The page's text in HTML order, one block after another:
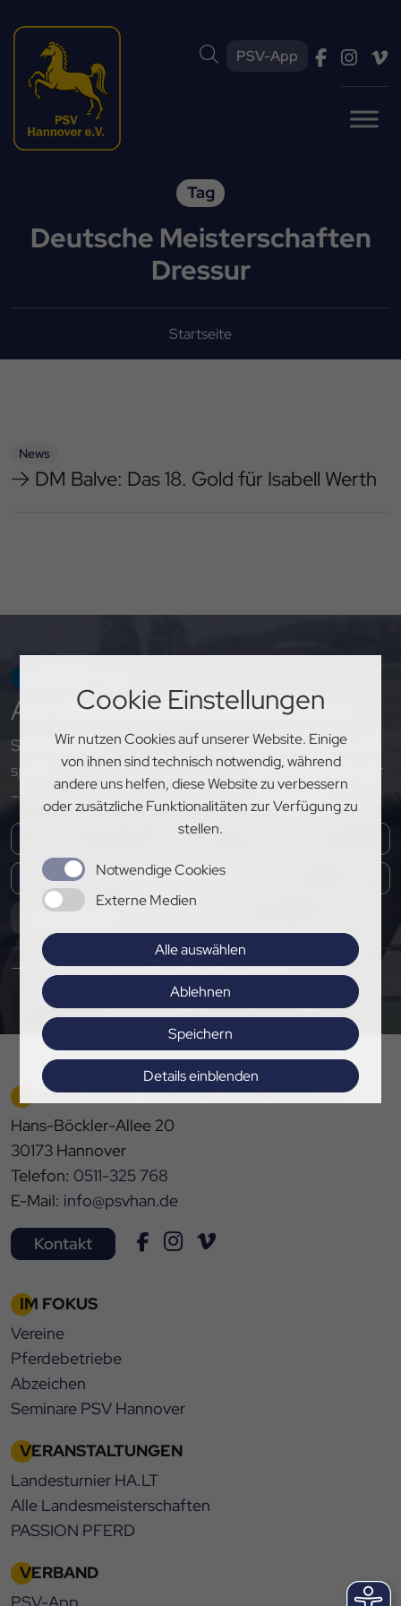
Cookie Einstellungen
Wir nutzen Cookies auf unserer Website. Einige
von ihnen sind technisch notwendig, während
andere uns helfen, diese Website zu verbessern
oder zusätzliche Funktionalitäten zur Verfügung zu
stellen.
Notwendige Cookies
Externe Medien
Alle auswählen
Ablehnen
Speichern
Details einblenden
PSV-App
Tag
Deutsche Meisterschaften
Dressur
Startseite
News
DM Balve: Das 18. Gold für Isabell Werth
Auf dem Laufendenbleiben
Sichere dir exklusive Einblicke, aktuelle Updates und
spannende Neuigkeiten rund um den PSV Hannover
– melde dich jetzt für unseren Newsletter an!
Abonnieren
Hier Pressemitteilungen abonnieren
PFERDESPORTVERBAND HANNOVER E.V.
Hans-Böckler-Allee 20
30173 Hannover
Telefon: 0511-325 768
E-Mail: info@psvhan.de
Kontakt
IM FOKUS
Vereine
Pferdebetriebe
Abzeichen
Seminare PSV Hannover
VERANSTALTUNGEN
Landesturnier HA.LT
Alle Landesmeisterschaften
PASSION PFERD
VERBAND
PSV-App